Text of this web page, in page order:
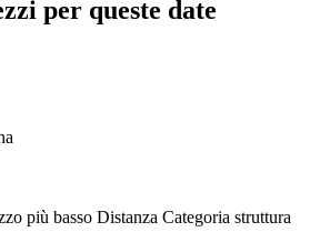
per queste date
più basso Distanza Categoria struttura